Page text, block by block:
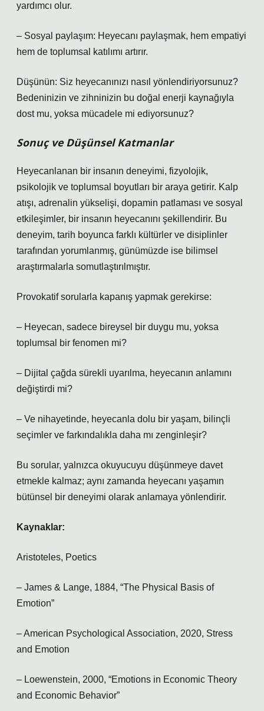
yardımcı olur.
– Sosyal paylaşım: Heyecanı paylaşmak, hem empatiyi
hem de toplumsal
katılımı artırır.
Düşünün: Siz heyecanınızı nasıl yönlendiriyorsunuz?
Bedeninizin ve zihninizin bu doğal enerji kaynağıyla
dost mu, yoksa mücadele mi ediyorsunuz?
Sonuç ve Düşünsel Katmanlar
Heyecanlanan bir insanın deneyimi, fizyolojik,
psikolojik ve toplumsal boyutları bir araya getirir. Kalp
atışı, adrenalin yükselişi, dopamin patlaması ve sosyal
etkileşimler, bir insanın heyecanını şekillendirir. Bu
deneyim, tarih boyunca farklı kültürler ve disiplinler
tarafından yorumlanmış, günümüzde ise bilimsel
araştırmalarla somutlaştırılmıştır.
Provokatif sorularla kapanış yapmak gerekirse:
– Heyecan, sadece bireysel bir duygu mu, yoksa
toplumsal bir fenomen mi?
– Dijital çağda sürekli uyarılma, heyecanın anlamını
değiştirdi mi?
– Ve nihayetinde, heyecanla dolu bir yaşam, bilinçli
seçimler ve farkındalıkla daha mı zenginleşir?
Bu sorular, yalnızca okuyucuyu düşünmeye davet
etmekle kalmaz; aynı zamanda heyecanı yaşamın
bütünsel bir deneyimi olarak anlamaya yönlendirir.
Kaynaklar:
Aristoteles, Poetics
– James & Lange, 1884, “The Physical Basis of
Emotion”
– American Psychological Association, 2020, Stress
and Emotion
– Loewenstein, 2000, “Emotions in Economic Theory
and Economic Behavior”